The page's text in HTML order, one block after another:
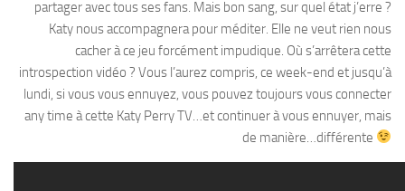
partager avec tous ses fans. Mais bon sang, sur quel état j’erre ?
Katy nous accompagnera pour méditer. Elle ne veut rien nous
cacher à ce jeu forcément impudique. Où s’arrêtera cette
introspection vidéo ? Vous l’aurez compris, ce week-end et jusqu’à
lundi, si vous vous ennuyez, vous pouvez toujours vous connecter
any time à cette Katy Perry TV…et continuer à vous ennuyer, mais
de manière…différente